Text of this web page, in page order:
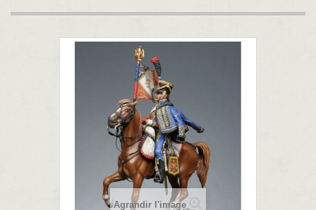
Agrandir l'image